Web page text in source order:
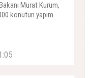
Murat Kurum,
konutun yapım